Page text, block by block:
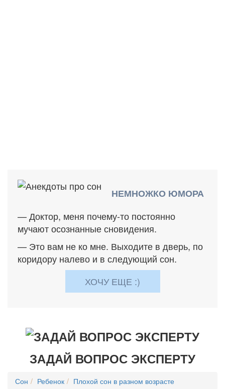
НЕМНОЖКО ЮМОРА
— Доктор, меня почему-то постоянно
мучают осознанные сновидения.
— Это вам не ко мне. Выходите в дверь, по
коридору налево и в следующий сон.
ХОЧУ ЕЩЕ :)
ЗАДАЙ ВОПРОС ЭКСПЕРТУ
Сон Ребенок Плохой сон в разном возрасте